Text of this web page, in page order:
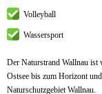
Volleyball
Wassersport
Der Naturstrand Wallnau ist
Ostsee bis zum Horizont
Naturschutzgebiet Wallnau.